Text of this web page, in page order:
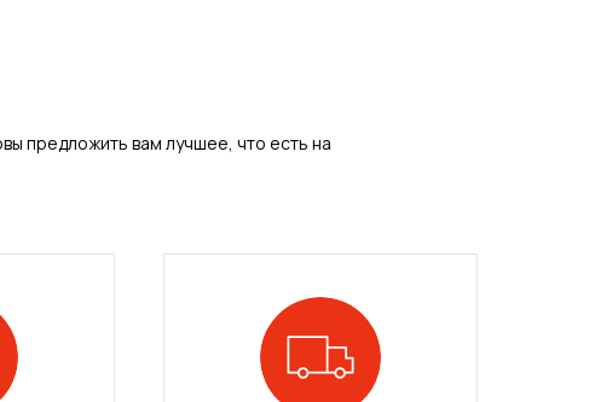
предложить вам лучшее, что есть на